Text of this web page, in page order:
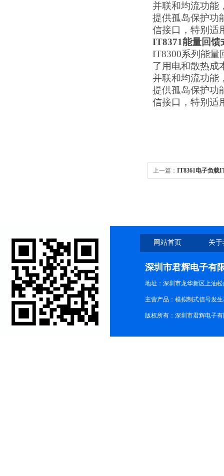
并联和均流功能
提供孤岛保护功
信接口，特别适
IT8371能量回馈
IT8300系列能量
了用电和散热成
并联和均流功能
提供孤岛保护功
信接口，特别适
上一篇： IT8361电子负载
网站首页 关
深圳市君辉电子有
地址：深圳市龙华新区上油松
主营产品：模拟制式信号发
版权所有：深圳市君辉电子